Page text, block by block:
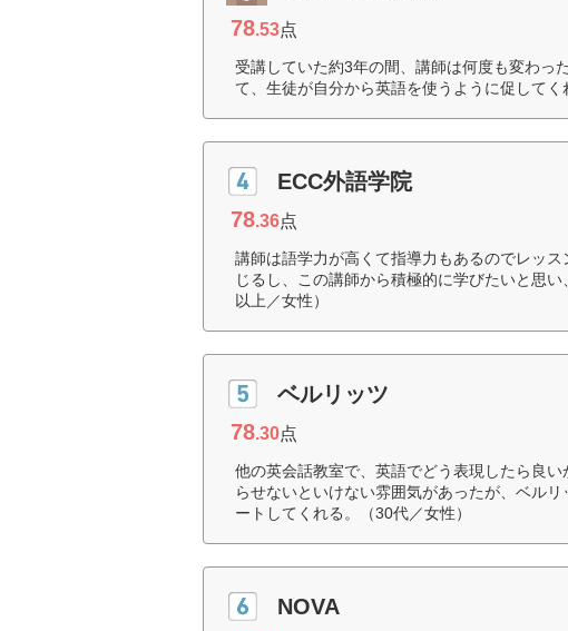
78.53点
受講していた約3年の間、講師は何度も変わっ
て、生徒が自分から英語を使うように促してく
ECC外語学院
78.36点
講師は語学力が高くて指導力もあるのでレッ
じるし、この講師から積極的に学びたいと思
以上／女性）
ベルリッツ
78.30点
他の英会話教室で、英語でどう表現したら良
らせないといけない雰囲気があったが、ベル
ートしてくれる。（30代／女性）
NOVA